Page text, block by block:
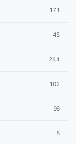
173
45
244
102
96
8